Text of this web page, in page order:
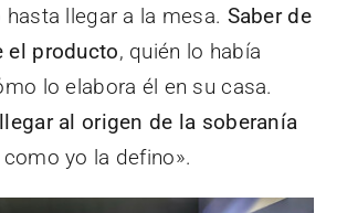
llegar a la mesa. Saber de
el producto, quién lo había
lo elabora él en su casa.
llegar al origen de la soberanía
como yo la defino».